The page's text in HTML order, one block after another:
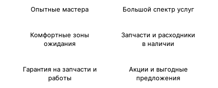
Опытные мастера Большой спектр услуг
Комфортные зоны
ожидания
Запчасти и расходники
в наличии
Гарантия на запчасти и
работы
Акции и выгодные
предложения